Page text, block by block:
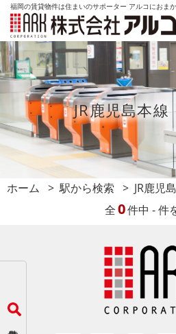
福岡の賃貸物件は住まいのサポーター アルコにおま
JR鹿児島本
ホーム 駅から検索
JR鹿児
全0件中 - 件